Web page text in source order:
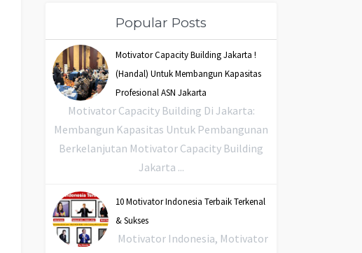
Popular Posts
Motivator Capacity Building Jakarta !
(Handal) Untuk Membangun Kapasitas
Profesional ASN Jakarta
Motivator Capacity Building Di Jakarta:
Membangun Kapasitas Untuk Pembangunan
Berkelanjutan Motivator Capacity Building
Jakarta ...
10 Motivator Indonesia Terbaik Terkenal
& Sukses
Motivator Indonesia, Motivator